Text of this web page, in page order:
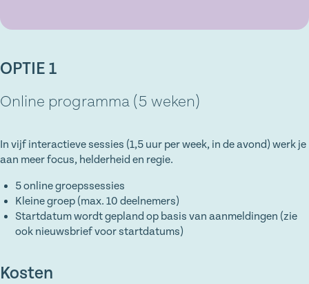
OPTIE 1
Online programma (5 weken)
In vijf interactieve sessies (1,5 uur per week, in de avond) werk je
aan meer focus, helderheid en regie.
5 online groepssessies
Kleine groep (max. 10 deelnemers)
Startdatum wordt gepland op basis van aanmeldingen (zie
ook nieuwsbrief voor startdatums)
Kosten